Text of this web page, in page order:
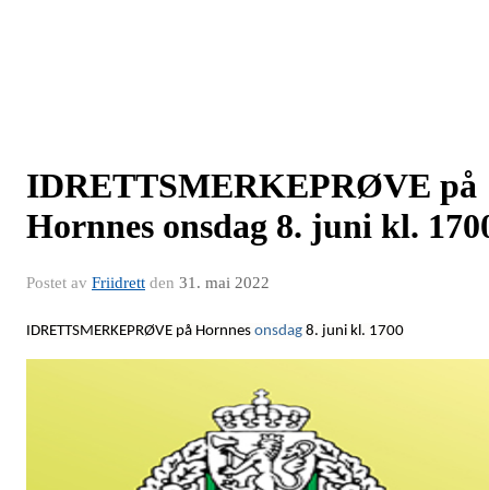
IDRETTSMERKEPRØVE på
Hornnes onsdag 8. juni kl.
Postet av Friidrett den 31. mai 2022
IDRETTSMERKEPRØVE på Hornnes onsdag 8. juni kl. 1700